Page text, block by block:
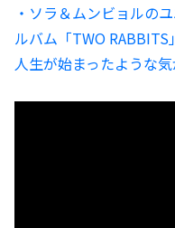
・ソラ＆ムンビョルの
ルバム「TWO
人生が始まったような